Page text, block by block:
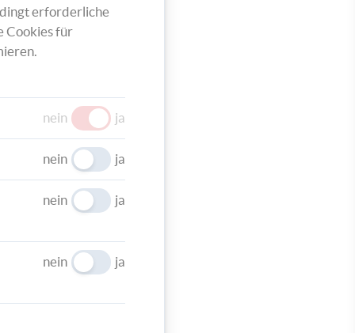
erforderliche
Cookies für
nein ja
nein ja
nein
ja
nein
ja